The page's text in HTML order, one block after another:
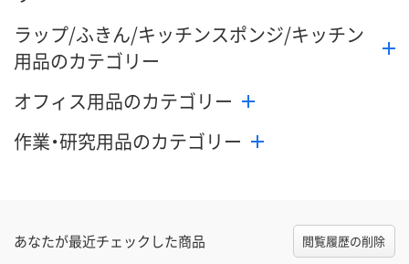
ラップ/ふきん/キッチンスポンジ/キッチン
用品のカテゴリー
オフィス用品のカテゴリー
作業・研究用品のカテゴリー
あなたが最近チェックした商品 閲覧履歴の削除